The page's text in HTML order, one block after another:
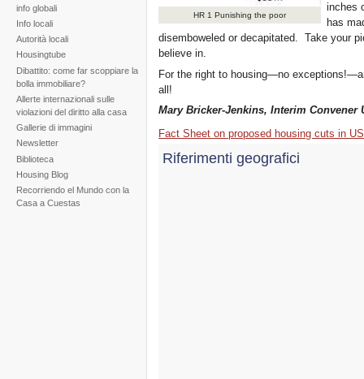
la tragedia de la tormenta
Noel
info globali
Info locali
Autorità locali
Housingtube
Dibattito: come far scoppiare la
bolla immobiliare?
Allerte internazionali sulle
violazioni del diritto alla casa
Gallerie di immagini
Newsletter
Biblioteca
Housing Blog
Recorriendo el Mundo con la
Casa a Cuestas
HR 1 Punishing the poor
inches
has
disemboweled or decapitated. Take your
believe in.
For the right to housing—no
all!
Mary Bricker-Jenkins, Interim Convener
Fact Sheet on proposed housing cuts in
Riferimenti geografici